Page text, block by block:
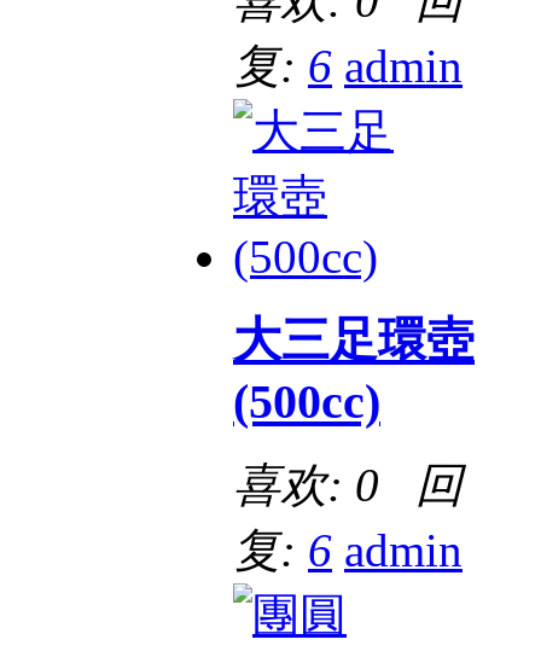
复: 6 admin
大三足環壺
(500cc)
喜欢: 0 回
复: 6 admin